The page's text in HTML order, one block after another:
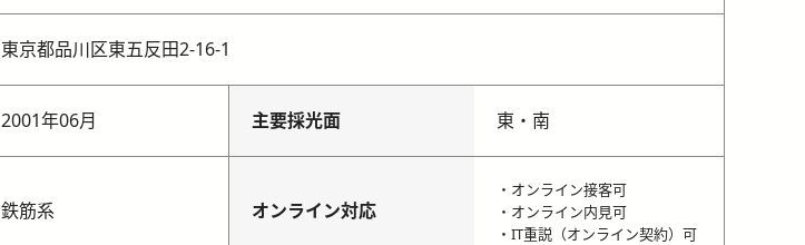
東京都品川区東五反田2-16-1
2001年06月 主要採光面 東・南
鉄筋系 オンライン対応
・オンライン接客可
・オンライン内見可
・IT重説（オンライン契約）可